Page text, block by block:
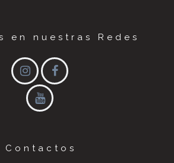
en nuestras Redes
Contactos